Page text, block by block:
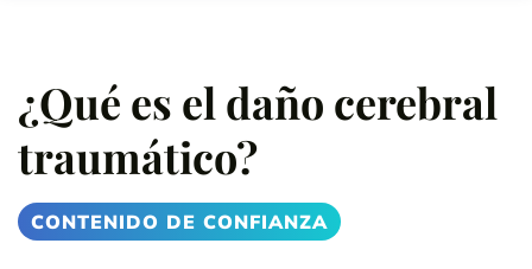
¿Qué es el daño cerebral
traumático?
CONTENIDO DE CONFIANZA